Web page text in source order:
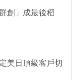
創」成最後稻
美日頂級客戶切